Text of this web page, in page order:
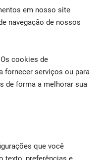
em nosso site
navegação de nossos
Os cookies de
fornecer serviços ou para
de forma a melhorar sua
que você